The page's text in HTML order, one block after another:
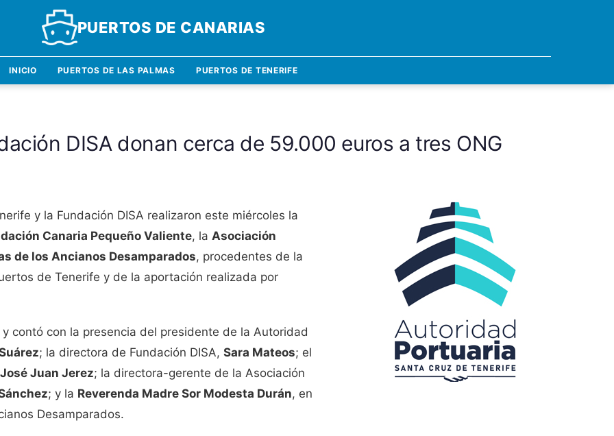
PUERTOS DE CANARIAS
INICIO PUERTOS DE LAS PALMAS PUERTOS DE TENERIFE
DISA donan cerca de 59.000 euros a tres ONG
y la Fundación DISA realizaron este miércoles la
Canaria Pequeño Valiente, la Asociación
de los Ancianos Desamparados, procedentes de la
de Tenerife y de la aportación realizada por
contó con la presencia del presidente de la Autoridad
; la directora de Fundación DISA, Sara Mateos; el
José Juan Jerez; la directora-gerente de la Asociación
; y la Reverenda Madre Sor Modesta Durán, en
Desamparados.